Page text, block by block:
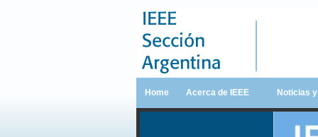
Home Acerca de IEEE Noticias